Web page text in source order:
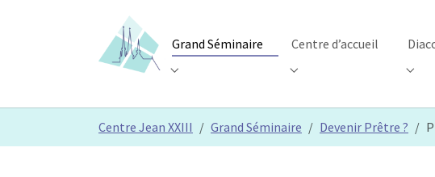
Grand Séminaire
Submenu for "Grand Séminaire"
Centre d’accueil
Submenu for "Centre
Centre Jean XXIII Grand Séminaire Devenir Prêtre ?